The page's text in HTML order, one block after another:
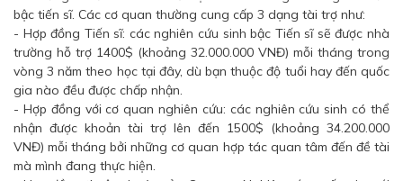
bậc tiến sĩ. Các cơ quan thường cung cấp 3 dạng tài trợ như:
- Hợp đồng Tiến sĩ: các nghiên cứu sinh bậc Tiến sĩ sẽ được nhà
trường hỗ trợ 1400$ (khoảng 32.000.000 VNĐ) mỗi tháng trong
vòng 3 năm theo học tại đây, dù bạn thuộc độ tuổi hay đến quốc
gia nào đều được chấp nhận.
- Hợp đồng với cơ quan nghiên cứu: các nghiên cứu sinh có thể
nhận được khoản tài trợ lên đến 1500$ (khoảng 34.200.000
VNĐ) mỗi tháng bởi những cơ quan hợp tác quan tâm đến đề tài
mà mình đang thực hiện.